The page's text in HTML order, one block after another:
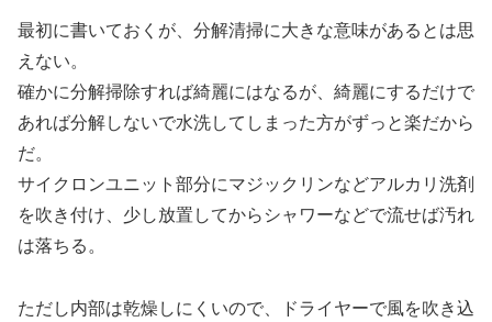
最初に書いておくが、分解清掃に大きな意味があるとは思
えない。
確かに分解掃除すれば綺麗にはなるが、綺麗にするだけで
あれば分解しないで水洗してしまった方がずっと楽だから
だ。
サイクロンユニット部分にマジックリンなどアルカリ洗剤
を吹き付け、少し放置してからシャワーなどで流せば汚れ
は落ちる。
ただし内部は乾燥しにくいので、ドライヤーで風を吹き込